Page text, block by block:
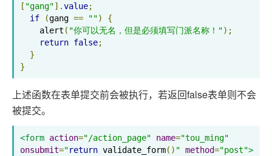
[ "gang"].value;
if
(gang == "")
{
    alert
( "你可以无名，但是必须填写门派名称！");
return false;
}
}
上述函数在表单提交前会被执行，若返回false表单则不会
被提交。
<form action="/action_page" name="tou_ming"
onsubmit="return validate_form() " method="post">